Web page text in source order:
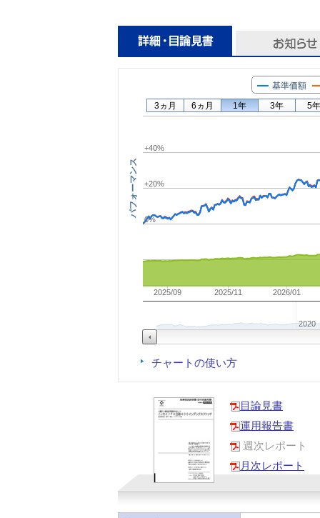
パフォーマンス
基準価額
2025/09 2025/11 2026/01
2020
0%
+20%
+40%
3ヵ月 6ヵ月 1年 3年 5年
チャートの使い方
目論見書
運用報告書
週次レポート
月次レポート